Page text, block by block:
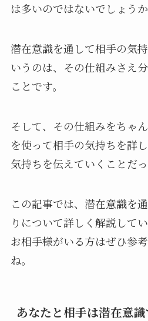
は多いのではないでしょうか
潜在意識を通して相手の気
いうのは、その仕組みさえ
ことです。
そして、その仕組みをちゃ
を使って相手の気持ちを詳
気持ちを伝えていくことだ
この記事では、潜在意識を
りについて詳しく解説して
お相手様がいる方はぜひ参
ね。
あなたと相手は潜在意